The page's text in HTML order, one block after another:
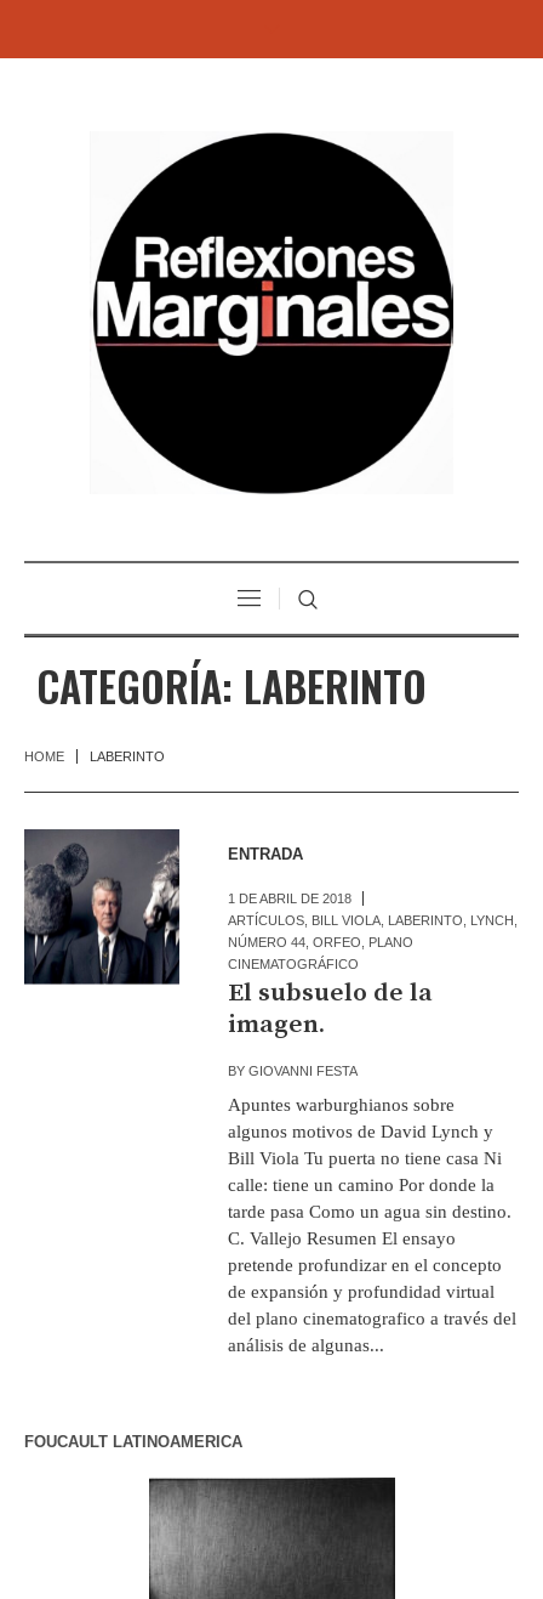
CATEGORÍA: LABERINTO
HOME LABERINTO
ENTRADA
1 DE ABRIL DE 2018
ARTÍCULOS BILL VIOLA LABERINTO LYNCH
NÚMERO 44 ,ORFEO
PLANO
CINEMATOGRÁFICO
El subsuelo de la
imagen.
BYGIOVANNI FESTA
Apuntes warburghianos sobre
algunos motivos de David Lynch y
Bill Viola Tu puerta no tiene casa Ni
calle: tiene un camino Por donde la
tarde pasa Como un agua sin destino.
C. Vallejo Resumen El ensayo
pretende profundizar en el concepto
de expansión y profundidad virtual
del plano cinematografico a través del
análisis de algunas...
FOUCAULT LATINOAMERICA